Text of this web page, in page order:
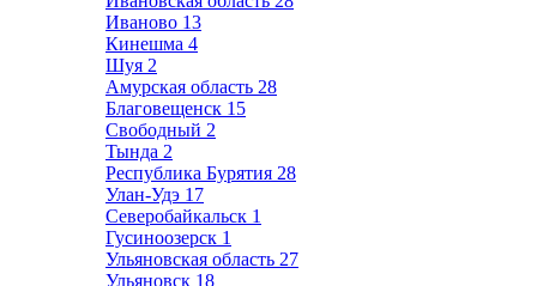
Иваново 13
Кинешма 4
Шуя 2
Амурская область 28
Благовещенск 15
Свободный 2
Тында 2
Республика Бурятия 28
Улан-Удэ 17
Северобайкальск 1
Гусиноозерск 1
Ульяновская область 27
Ульяновск 18